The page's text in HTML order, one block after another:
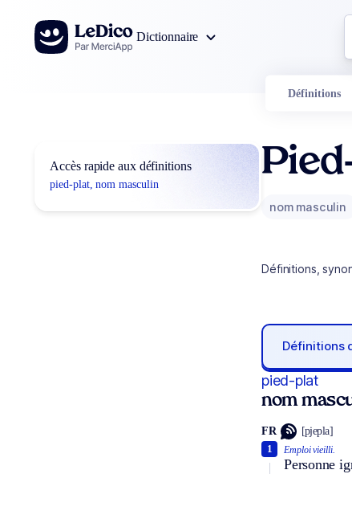
Aller au contenu
Dictionnaire
Définitions
Accès rapide aux définitions
pied-plat, nom masculin
nom masculin
Définitions,
Définitions
pied-plat
nom
FR [pjepla]
Emploi vieilli.
Personne
1